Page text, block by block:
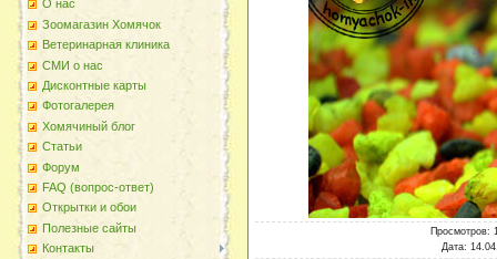
О наc
Зоомагазин Хомячок
Ветеринарная клиника
СМИ о нас
Дисконтные карты
Фотогалерея
Хомячиный блог
Статьи
Форум
FAQ (вопрос-ответ)
Открытки и обои
Полезные сайты
Контакты
Просмотров:
Дата: